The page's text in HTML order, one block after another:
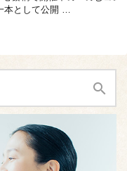
本として公開 …